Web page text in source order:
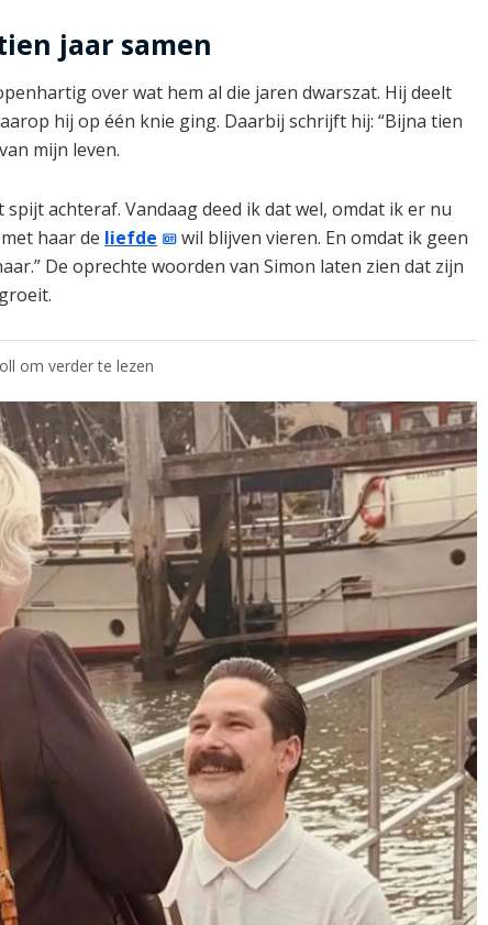
jaar samen
over wat hem al die jaren dwarszat. Hij deelt
hij op één knie ging. Daarbij schrijft hij: “Bijna tien
mijn leven.
achteraf. Vandaag deed ik dat wel, omdat ik er nu
haar de liefde
wil blijven vieren. En omdat ik geen
De oprechte woorden van Simon laten zien dat zijn
om verder te lezen